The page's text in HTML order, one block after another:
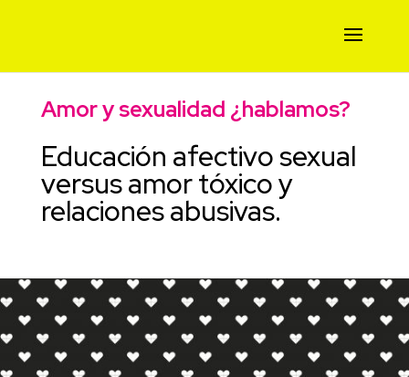
Amor y sexualidad ¿hablamos?
Educación afectivo sexual
versus amor tóxico y
relaciones abusivas.